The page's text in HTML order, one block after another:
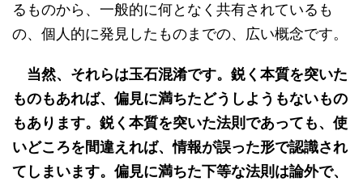
るものから、一般的に何となく共有されているも
の、個人的に発見したものまでの、広い概念です。
当然、それらは玉石混淆です。鋭く本質を突いた
ものもあれば、偏見に満ちたどうしようもないもの
もあります。鋭く本質を突いた法則であっても、使
いどころを間違えれば、情報が誤った形で認識され
てしまいます。偏見に満ちた下等な法則は論外で、